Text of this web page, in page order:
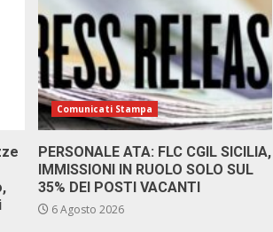
Comunicati Stampa
PERSONALE ATA: FLC CGIL SICILIA,
IMMISSIONI IN RUOLO SOLO SUL
35% DEI POSTI VACANTI
6 Agosto 2026